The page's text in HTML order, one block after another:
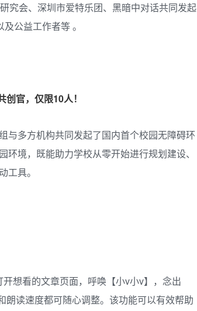
究会、深圳市爱特乐团、黑暗中对话共同发起
公益工作者等 。
官，仅限10人！
与多方机构共同发起了国内首个校园无障碍环
境，既能助力学校从零开始进行规划建设、
工具。
想看的文章页面，呼唤【小v小v】，念出
朗读速度都可随心调整。该功能可以有效帮助